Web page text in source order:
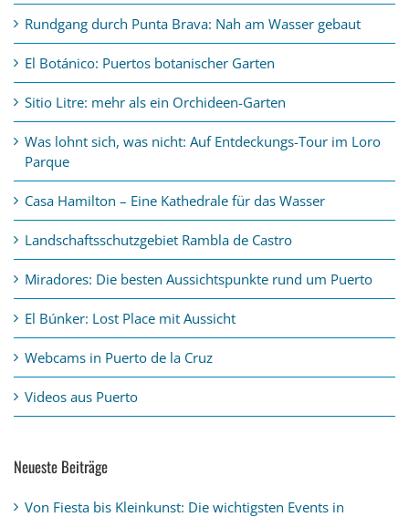
Rundgang durch Punta Brava: Nah am Wasser gebaut
El Botánico: Puertos botanischer Garten
Sitio Litre: mehr als ein Orchideen-Garten
Was lohnt sich, was nicht: Auf Entdeckungs-Tour im Loro
Parque
Casa Hamilton – Eine Kathedrale für das Wasser
Landschaftsschutzgebiet Rambla de Castro
Miradores: Die besten Aussichtspunkte rund um Puerto
El Búnker: Lost Place mit Aussicht
Webcams in Puerto de la Cruz
Videos aus Puerto
Neueste Beiträge
Von Fiesta bis Kleinkunst: Die wichtigsten Events in